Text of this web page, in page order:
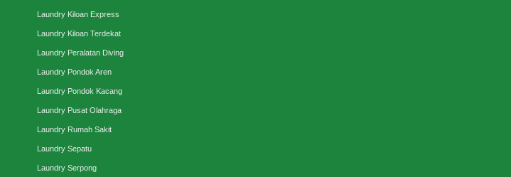
Laundry Kiloan Express
Laundry Kiloan Terdekat
Laundry Peralatan Diving
Laundry Pondok Aren
Laundry Pondok Kacang
Laundry Pusat Olahraga
Laundry Rumah Sakit
Laundry Sepatu
Laundry Serpong